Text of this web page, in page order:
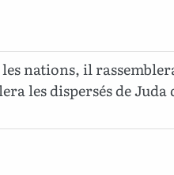
nations, il
les dispersés de Juda